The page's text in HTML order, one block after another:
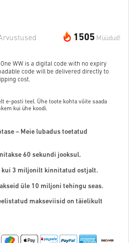
1505 Müüdud!
WW is a digital code with no expiry
code will be delivered directly to
cost.
e-posti teel. Ühe toote kohta võite saada
kui ühe koodi.
– Meie lubadus toetatud
60 sekundi jooksul.
kui 3 miljonilt kinnitatud ostjalt.
üle 10 miljoni tehingu seas.
makseviisid on täielikult